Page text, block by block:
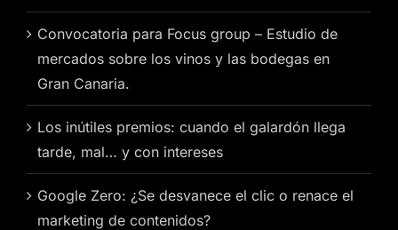
Convocatoria para Focus group – Estudio de
mercados sobre los vinos y las bodegas en
Gran Canaria.
Los inútiles premios: cuando el galardón llega
tarde, mal… y con intereses
Google Zero: ¿Se desvanece el clic o renace el
marketing de contenidos?